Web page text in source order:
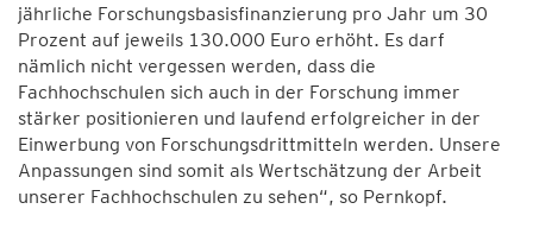
jährliche Forschungsbasisfinanzierung pro Jahr um 30
Prozent auf jeweils 130.000 Euro erhöht. Es darf
nämlich nicht vergessen werden, dass die
Fachhochschulen sich auch in der Forschung immer
stärker positionieren und laufend erfolgreicher in der
Einwerbung von Forschungsdrittmitteln werden. Unsere
Anpassungen sind somit als Wertschätzung der Arbeit
unserer Fachhochschulen zu sehen“, so Pernkopf.